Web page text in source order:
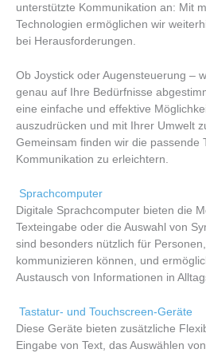
unterstützte Kommunikation an: Mit
Technologien ermöglichen wir
bei Herausforderungen.
Ob Joystick oder Augensteuerung –
genau auf Ihre Bedürfnisse
eine einfache und effektive
auszudrücken und mit Ihrer Umwelt
Gemeinsam finden wir die passende
Kommunikation zu erleichtern.
Sprachcomputer
Digitale Sprachcomputer bieten die
Texteingabe oder die Auswahl von
sind besonders nützlich für
kommunizieren können, und
Austausch von Informationen in
Tastatur- und Touchscreen-Geräte
Diese Geräte bieten zusätzliche
Eingabe von Text, das Auswählen